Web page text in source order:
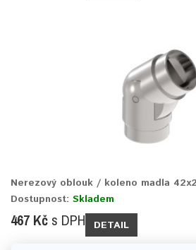
Nerezový oblouk / koleno madla
Dostupnost: Skladem
467 Kč s DPH DETAIL